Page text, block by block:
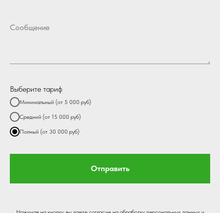
Выберите тариф
Минимальный (от 5 000 руб)
Средний (от 15 000 руб)
Полный (от 30 000 руб)
Отправить